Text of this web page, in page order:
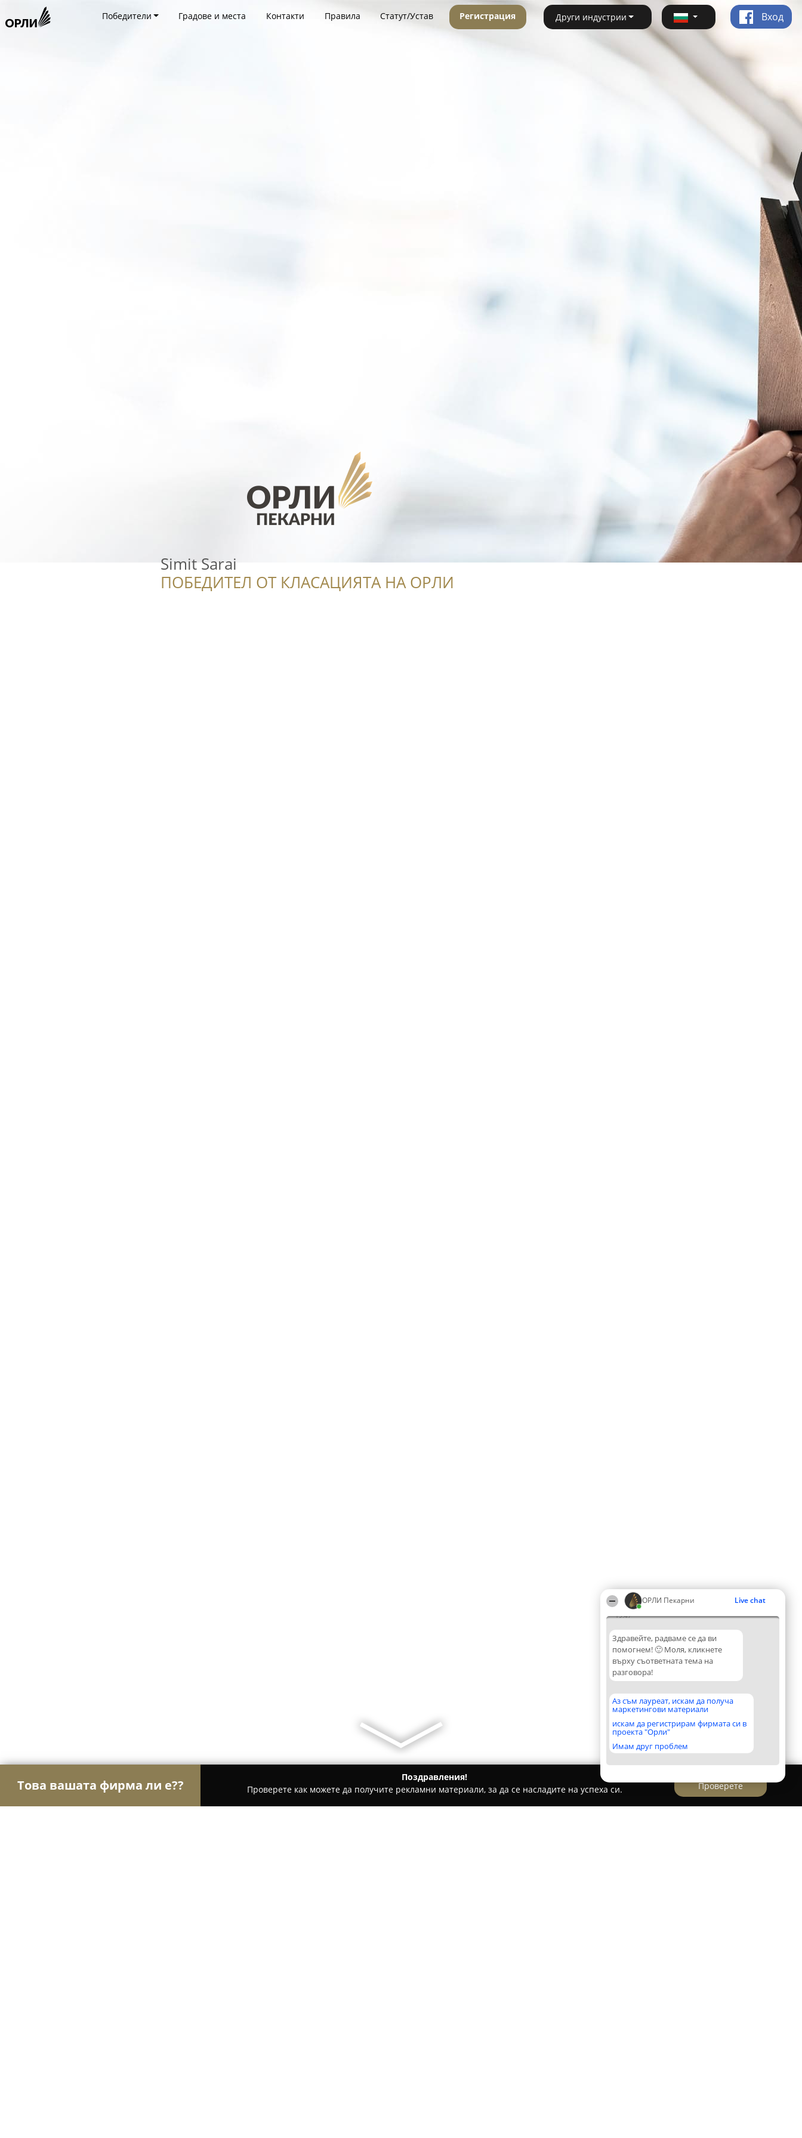
ОРЛИ Пекарни Live chat
19:47
Здравейте, радваме се да ви
помогнем! 🙂 Моля, кликнете
върху съответната тема на
разговора!
Аз съм лауреат, искам да получа
маркетингови материали
искам да регистрирам фирмата си в
проекта "Орли"
Имам друг проблем
Победители Градове и места Контакти Правила Статут/Устав Регистрация Други индустрии Вход
Simit Sarai
ПОБЕДИТЕЛ ОТ КЛАСАЦИЯТА НА ОРЛИ
Това вашата фирма ли е??
Поздравления!
Проверете как можете да получите рекламни материали, за да се насладите на успеха си.
Проверете